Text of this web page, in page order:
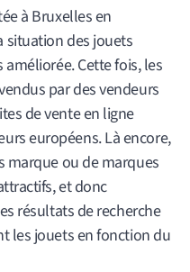
à Bruxelles en
situation des jouets
améliorée. Cette fois, les
par des vendeurs
de vente en ligne
européens. Là encore,
marque ou de marques
et donc
résultats de recherche
les jouets en fonction du